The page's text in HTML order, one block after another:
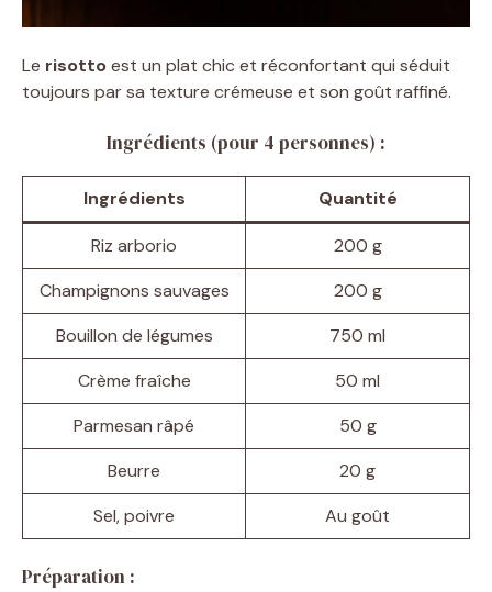
Le risottoest un plat chic et réconfortant qui séduit
toujours par sa texture crémeuse et son goût raffiné.
Ingrédients (pour 4 personnes) :
Ingrédients Quantité
Riz arborio
200 g
Champignons sauvages
200 g
Bouillon de légumes
750 ml
Crème fraîche
50 ml
Parmesan râpé
50 g
Beurre
20 g
Sel, poivre
Au goût
Préparation :